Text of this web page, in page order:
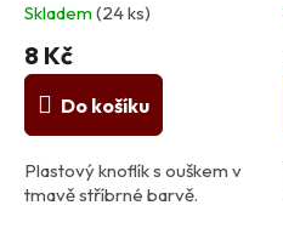
Skladem(24 ks)
8 Kč
Do košíku
Plastový knoflík s ouškem v
tmavě stříbrné barvě.